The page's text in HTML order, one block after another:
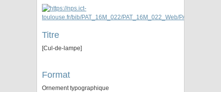
Titre
[Cul-de-lampe]
Format
Ornement typographique